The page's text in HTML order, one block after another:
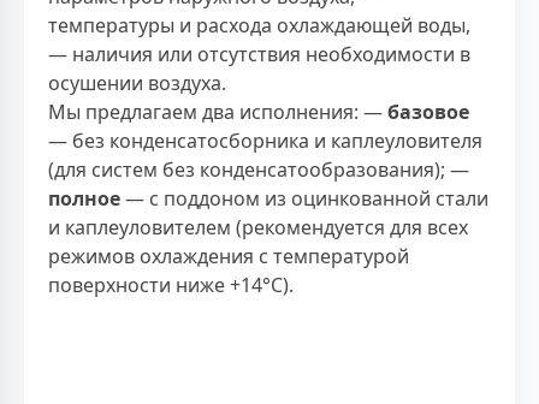
температуры и расхода охлаждающей воды,
— наличия или отсутствия необходимости в
осушении воздуха.
Мы предлагаем два исполнения: —базовое
— без конденсатосборника и каплеуловителя
(для систем без конденсатообразования); —
полное— с поддоном из оцинкованной стали
и каплеуловителем (рекомендуется для всех
режимов охлаждения с температурой
поверхности ниже +14°C).